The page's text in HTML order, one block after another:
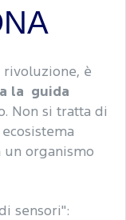
rivoluzione, è
la
guida
Non si tratta di
organismo
sensori":